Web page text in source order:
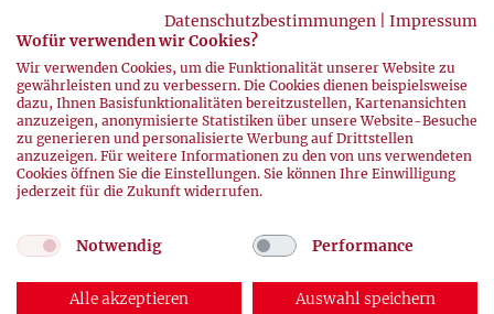
zurück
© 2026 DRK-Blutspendedienste
Datenschutzbestimmungen
Impressum
Wofür verwenden wir Cookies?
Wir verwenden Cookies, um die Funktionalität unserer Website zu
gewährleisten und zu verbessern. Die Cookies dienen beispielsweise
dazu, Ihnen Basisfunktionalitäten bereitzustellen, Kartenansichten
anzuzeigen, anonymisierte Statistiken über unsere Website-Besuche
zu generieren und personalisierte Werbung auf Drittstellen
anzuzeigen. Für weitere Informationen zu den von uns verwendeten
Cookies öffnen Sie die Einstellungen. Sie können Ihre Einwilligung
jederzeit für die Zukunft widerrufen.
Notwendig Performance
Alle akzeptieren Auswahl speichern